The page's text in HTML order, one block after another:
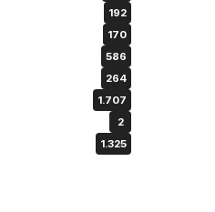
192
170
586
264
1.707
2
1.325